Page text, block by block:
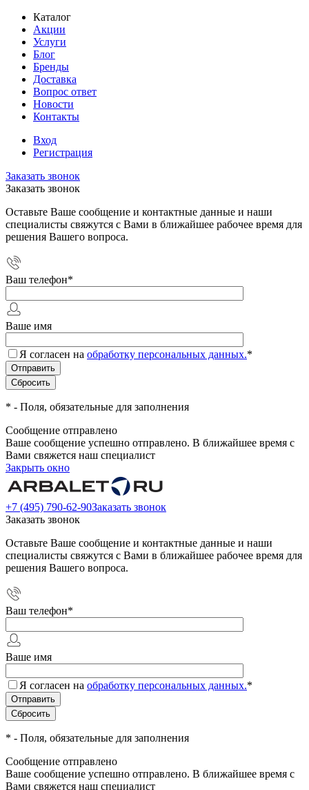
Каталог
Акции
Услуги
Блог
Бренды
Доставка
Вопрос ответ
Новости
Контакты
Вход
Регистрация
Заказать звонок
Заказать звонок
Оставьте Ваше сообщение и контактные данные и наши
специалисты свяжутся с Вами в ближайшее рабочее время для
решения Вашего вопроса.
Ваш телефон*
Ваше имя
Я согласен на обработку персональных данных.*
* - Поля, обязательные для заполнения
Сообщение отправлено
Ваше сообщение успешно отправлено. В ближайшее время с
Вами свяжется наш специалист
Закрыть окно
+7 (495) 790-62-90Заказать звонок
Заказать звонок
Оставьте Ваше сообщение и контактные данные и наши
специалисты свяжутся с Вами в ближайшее рабочее время для
решения Вашего вопроса.
Ваш телефон*
Ваше имя
Я согласен на обработку персональных данных.*
* - Поля, обязательные для заполнения
Сообщение отправлено
Ваше сообщение успешно отправлено. В ближайшее время с
Вами свяжется наш специалист